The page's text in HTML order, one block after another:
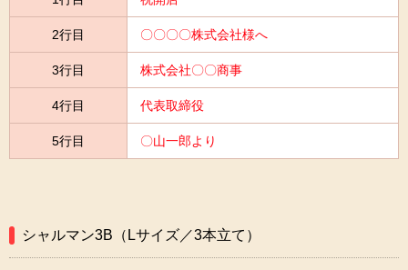
2行目 〇〇〇〇株式会社様へ
3行目 株式会社〇〇商事
4行目 代表取締役
5行目 〇山一郎より
シャルマン3B（Lサイズ／3本立て）